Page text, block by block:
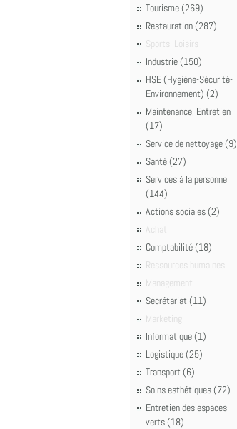
Tourisme (269)
Restauration (287)
Sports, Loisirs
Industrie (150)
HSE (Hygiène-Sécurité-
Environnement) (2)
Maintenance, Entretien
(17)
Service de nettoyage (9)
Santé (27)
Services à la personne
(144)
Actions sociales (2)
Achat
Comptabilité (18)
Ressources humaines
Management
Secrétariat (11)
Marketing
Informatique (1)
Logistique (25)
Transport (6)
Soins esthétiques (72)
Entretien des espaces
verts (18)